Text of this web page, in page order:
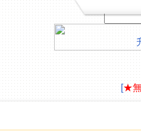
[★